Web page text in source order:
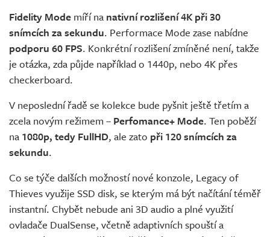
Fidelity Mode míří na nativní rozlišení 4K při 30
snímcích za sekundu. Performace Mode zase nabídne
podporu 60 FPS. Konkrétní rozlišení zmíněné není, takže
je otázka, zda půjde například o 1440p, nebo 4K přes
checkerboard.
V neposlední řadě se kolekce bude pyšnit ještě třetím a
zcela novým režimem – Perfomance+ Mode. Ten poběží
na 1080p, tedy FullHD, ale zato při 120 snímcích za
sekundu.
Co se týče dalších možností nové konzole, Legacy of
Thieves využije SSD disk, se kterým má být načítání téměř
instantní. Chybět nebude ani 3D audio a plné využití
ovladače DualSense, včetně adaptivních spouští a